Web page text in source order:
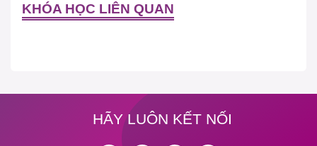
KHÓA HỌC LIÊN QUAN
HÃY LUÔN KẾT NỐI